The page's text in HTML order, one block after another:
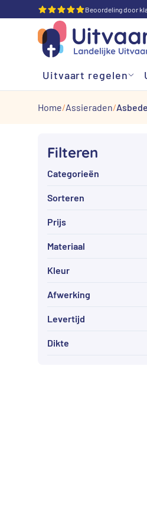
Beoordeling door
Uitvaart regelen
Home Assieraden
Filteren
Categorieën
Sorteren
Prijs
Materiaal
Kleur
Afwerking
Levertijd
Dikte